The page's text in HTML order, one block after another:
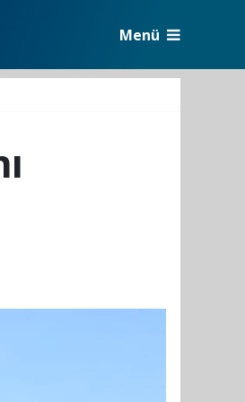
Menü